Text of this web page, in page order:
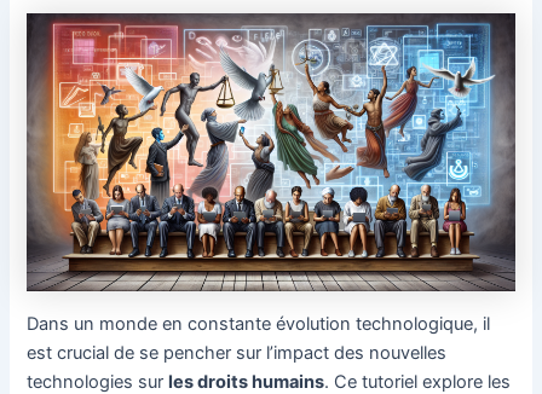
Dans un monde en constante évolution technologique, il
est crucial de se pencher sur l’impact des nouvelles
technologies surles droits humains. Ce tutoriel explore les